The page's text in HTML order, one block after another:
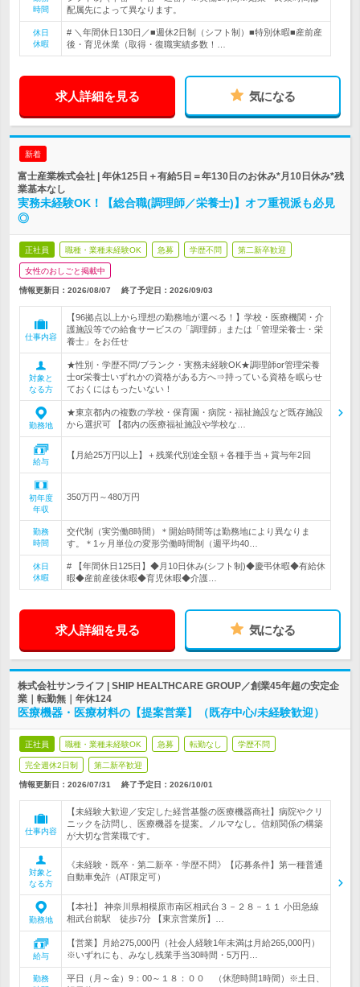
時間
配属先によって異なります。
休日
休暇
# ＼年間休日130日／■週休2日制（シフト制）■特別休暇■産前産
後・育児休業（取得・復職実績多数！…
求人詳細を見る 気になる
新着
富士産業株式会社 | 年休125日＋有給5日＝年130日のお休み*月10日休み*残
業基本なし
実務未経験OK！【総合職(調理師／栄養士)】オフ重視派も必見
◎
正社員 職種・業種未経験OK 急募 学歴不問 第二新卒歓迎
女性のおしごと掲載中
情報更新日：2026/08/07 終了予定日： 2026/09/03
仕事内容
【96拠点以上から理想の勤務地が選べる！】学校・医療機関・介
護施設等での給食サービスの「調理師」または「管理栄養士・栄
養士」をお任せ
対象と
なる方
★性別・学歴不問/ブランク・実務未経験OK★調理師or管理栄養
士or栄養士いずれかの資格がある方へ⇒持っている資格を眠らせ
ておくにはもったいない！
勤務地
★東京都内の複数の学校・保育園・病院・福祉施設など既存施設
から選択可 【都内の医療福祉施設や学校な…
給与
【月給25万円以上】＋残業代別途全額＋各種手当＋賞与年2回
初年度
年収
350万円～480万円
勤務
時間
交代制（実労働8時間）＊開始時間等は勤務地により異なりま
す。＊1ヶ月単位の変形労働時間制（週平均40…
休日
休暇
# 【年間休日125日】◆月10日休み(シフト制)◆慶弔休暇◆有給休
暇◆産前産後休暇◆育児休暇◆介護…
求人詳細を見る 気になる
株式会社サンライフ | SHIP HEALTHCARE GROUP／創業45年超の安定企
業｜転勤無｜年休124
医療機器・医療材料の【提案営業】（既存中心/未経験歓迎）
正社員 職種・業種未経験OK 急募 転勤なし 学歴不問
完全週休2日制 第二新卒歓迎
情報更新日：2026/07/31 終了予定日： 2026/10/01
仕事内容
【未経験大歓迎／安定した経営基盤の医療機器商社】病院やクリ
ニックを訪問し、医療機器を提案。ノルマなし。信頼関係の構築
が大切な営業職です。
対象と
なる方
《未経験・既卒・第二新卒・学歴不問》【応募条件】第一種普通
自動車免許（AT限定可）
勤務地
【本社】 神奈川県相模原市南区相武台３－２８－１１ 小田急線
相武台前駅 徒歩7分 【東京営業所】…
給与
【営業】月給275,000円（社会人経験1年未満は月給265,000円）
※いずれにも、みなし残業手当30時間・5万円…
勤務
平日（月～金）9：00～１８：００ （休憩時間1時間）※土日、